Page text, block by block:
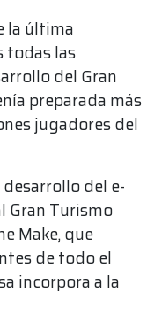
la última
todas las
del Gran
preparada más
jugadores del
del e-
Gran Turismo
Make, que
de todo el
incorpora a la